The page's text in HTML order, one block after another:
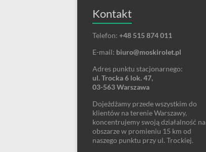
Kontakt
Telefon: +48 515 874 011
E-mail: biuro@moskirolet.pl
Adres punktu stacjonarnego:
ul. Trocka 6 lok. 47,
03-563 Warszawa
Dojeżdżamy przede wszystkim do
klientów na terenie Warszawy,
koncentrujemy swoją działalność na
obszarze w promieniu 15 km od
naszego punktu przy ul. Trockiej.